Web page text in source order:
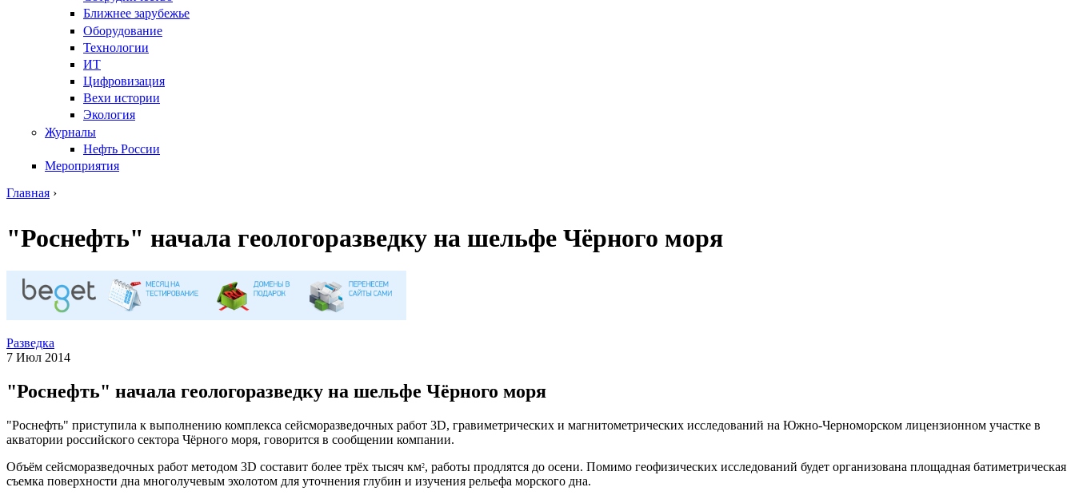
Ближнее зарубежье
Оборудование
Технологии
ИТ
Цифровизация
Вехи истории
Экология
Журналы
Нефть России
Мероприятия
Главная ›
"Роснефть" начала геологоразведку на шельфе Чёрного моря
Разведка
7 Июл 2014
"Роснефть" начала геологоразведку на шельфе Чёрного моря
"Роснефть" приступила к выполнению комплекса сейсморазведочных работ 3D, гравиметрических и магнитометрических исследований на Южно-Черноморском лицензионном участке в
акватории российского сектора Чёрного моря, говорится в сообщении компании.
Объём сейсморазведочных работ методом 3D составит более трёх тысяч км2, работы продлятся до осени. Помимо геофизических исследований будет организована площадная батиметрическая
съемка поверхности дна многолучевым эхолотом для уточнения глубин и изучения рельефа морского дна.